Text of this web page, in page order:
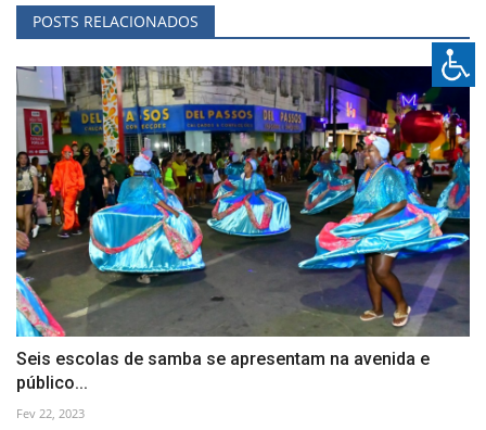
POSTS RELACIONADOS
Seis escolas de samba se apresentam na avenida e
público...
Fev 22, 2023